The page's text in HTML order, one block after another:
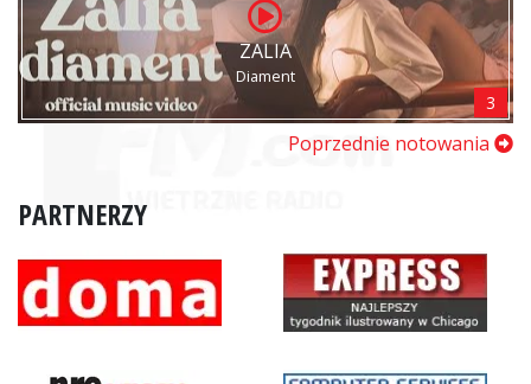
ZALIA
Diament
3
Poprzednie notowania
PARTNERZY